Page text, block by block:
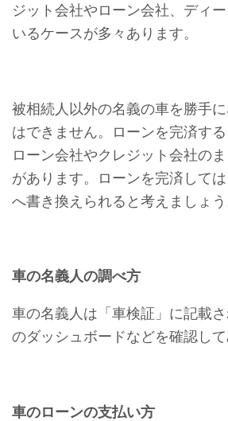
ジット会社やローン会社、ディ
いるケースが多々あります。
被相続人以外の名義の車を勝手
はできません。ローンを完済す
ローン会社やクレジット会社の
があります。ローンを完済して
へ書き換えられると考えましょう
車の名義人の調べ方
車の名義人は「車検証」に記載
のダッシュボードなどを確認して
車のローンの支払い方